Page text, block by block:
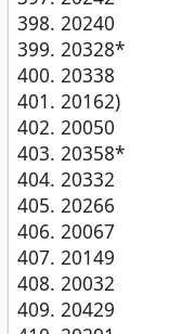
20240
20328*
20338
20162)
20050
20358*
20332
20266
20067
20149
20032
20429